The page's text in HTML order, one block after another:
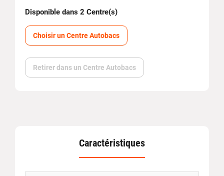
Disponible dans 2 Centre(s)
Choisir un Centre Autobacs
Retirer dans un Centre Autobacs
Caractéristiques